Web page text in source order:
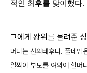
적인 최후를 맞이했다.
그에게 왕위를 물려준
머니는 선의태후다. 풀네임
일찍이 부모를 여의어 할머